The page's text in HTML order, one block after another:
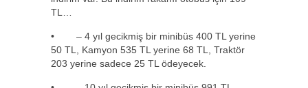
TL…
• – 4 yıl gecikmiş bir minibüs 400 TL yerine
50 TL, Kamyon 535 TL yerine 68 TL, Traktör
203 yerine sadece 25 TL ödeyecek.